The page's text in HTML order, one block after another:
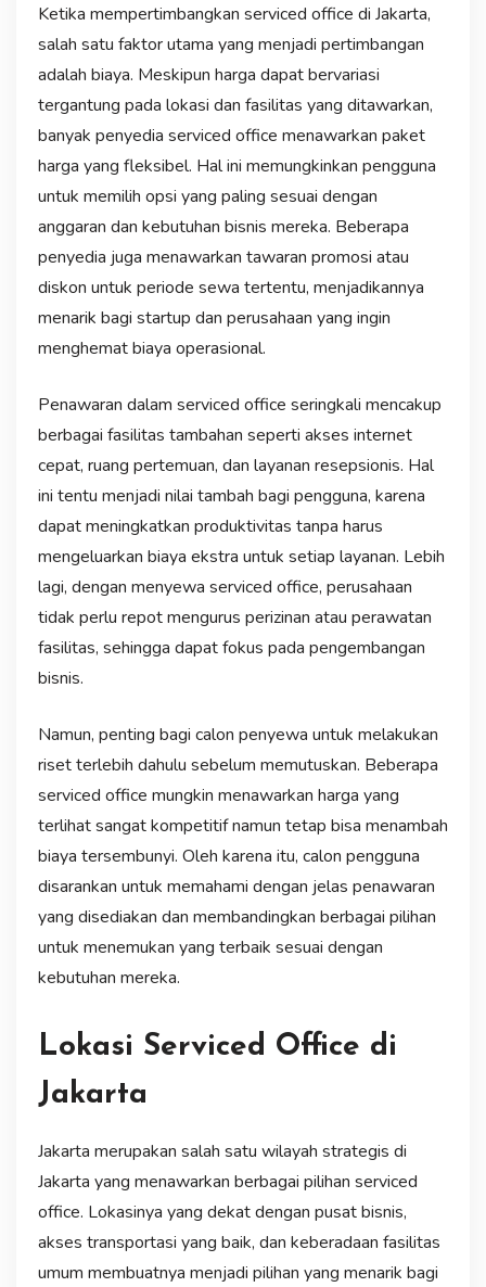
Ketika mempertimbangkan serviced office di Jakarta,
salah satu faktor utama yang menjadi pertimbangan
adalah biaya. Meskipun harga dapat bervariasi
tergantung pada lokasi dan fasilitas yang ditawarkan,
banyak penyedia serviced office menawarkan paket
harga yang fleksibel. Hal ini memungkinkan pengguna
untuk memilih opsi yang paling sesuai dengan
anggaran dan kebutuhan bisnis mereka. Beberapa
penyedia juga menawarkan tawaran promosi atau
diskon untuk periode sewa tertentu, menjadikannya
menarik bagi startup dan perusahaan yang ingin
menghemat biaya operasional.
Penawaran dalam serviced office seringkali mencakup
berbagai fasilitas tambahan seperti akses internet
cepat, ruang pertemuan, dan layanan resepsionis. Hal
ini tentu menjadi nilai tambah bagi pengguna, karena
dapat meningkatkan produktivitas tanpa harus
mengeluarkan biaya ekstra untuk setiap layanan. Lebih
lagi, dengan menyewa serviced office, perusahaan
tidak perlu repot mengurus perizinan atau perawatan
fasilitas, sehingga dapat fokus pada pengembangan
bisnis.
Namun, penting bagi calon penyewa untuk melakukan
riset terlebih dahulu sebelum memutuskan. Beberapa
serviced office mungkin menawarkan harga yang
terlihat sangat kompetitif namun tetap bisa menambah
biaya tersembunyi. Oleh karena itu, calon pengguna
disarankan untuk memahami dengan jelas penawaran
yang disediakan dan membandingkan berbagai pilihan
untuk menemukan yang terbaik sesuai dengan
kebutuhan mereka.
Lokasi Serviced Office di
Jakarta
Jakarta merupakan salah satu wilayah strategis di
Jakarta yang menawarkan berbagai pilihan serviced
office. Lokasinya yang dekat dengan pusat bisnis,
akses transportasi yang baik, dan keberadaan fasilitas
umum membuatnya menjadi pilihan yang menarik bagi